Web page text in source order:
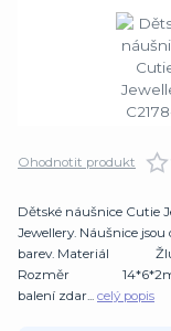
Ohodnotit produkt
Dětské náušnice Cutie
Jewellery. Náušnice
barev. Materiál
Rozměr 14*6*2mm
balení zdar... celý popis